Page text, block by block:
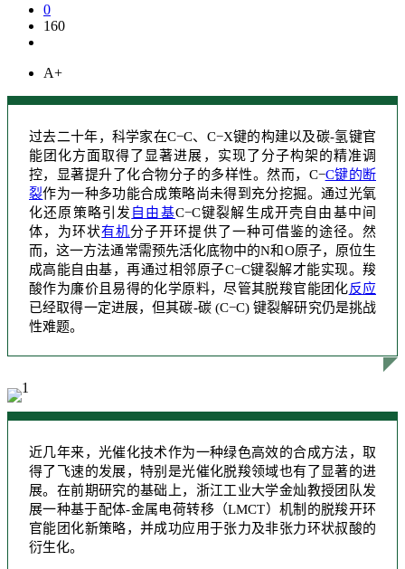
0
160
A+
过去二十年，科学家在C−C、C−X键的构建以及碳-氢键官
能团化方面取得了显著进展，实现了分子构架的精准调
控，显著提升了化合物分子的多样性。然而，C−C键的断
裂作为一种多功能合成策略尚未得到充分挖掘。通过光氧
化还原策略引发 自由基C−C键裂解生成开壳自由基中间
体，为环状有机分子开环提供了一种可借鉴的途径。然
而，这一方法通常需预先活化底物中的N和O原子，原位生
成高能自由基，再通过相邻原子C−C键裂解才能实现。羧
酸作为廉价且易得的化学原料，尽管其脱羧官能团化反应
已经取得一定进展，但其碳-碳 (C−C) 键裂解研究仍是挑战
性难题。
近几年来，光催化技术作为一种绿色高效的合成方法，取
得了飞速的发展，特别是光催化脱羧领域也有了显著的进
展。在前期研究的基础上，浙江工业大学金灿教授团队发
展一种基于配体-金属电荷转移（LMCT）机制的脱羧开环
官能团化新策略，并成功应用于张力及非张力环状叔酸的
衍生化。